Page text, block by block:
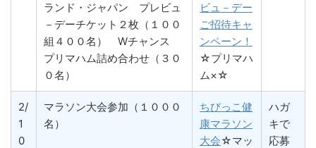
ランド・ジャパン プレビュ
－デーチケット２枚（１００
組４００名） Wチャンス
プリマハム詰め合わせ（３０
０名）
ビュ－デー
ご招待キャ
ンペーン！
☆プリマハ
ム×☆
2/
1
0
マラソン大会参加（１０００
名）
ちびっこ健
康マラソン
大会☆マッ
ハガ
キで
応募